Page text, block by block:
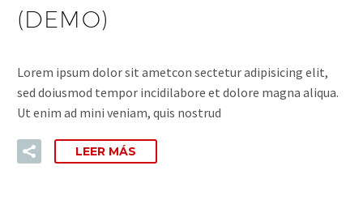
(DEMO)
Lorem ipsum dolor sit ametcon sectetur adipisicing elit,
sed doiusmod tempor incidilabore et dolore magna aliqua.
Ut enim ad mini veniam, quis nostrud
LEER MÁS